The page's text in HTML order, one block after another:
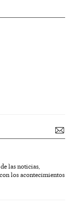
las noticias,
los acontecimientos